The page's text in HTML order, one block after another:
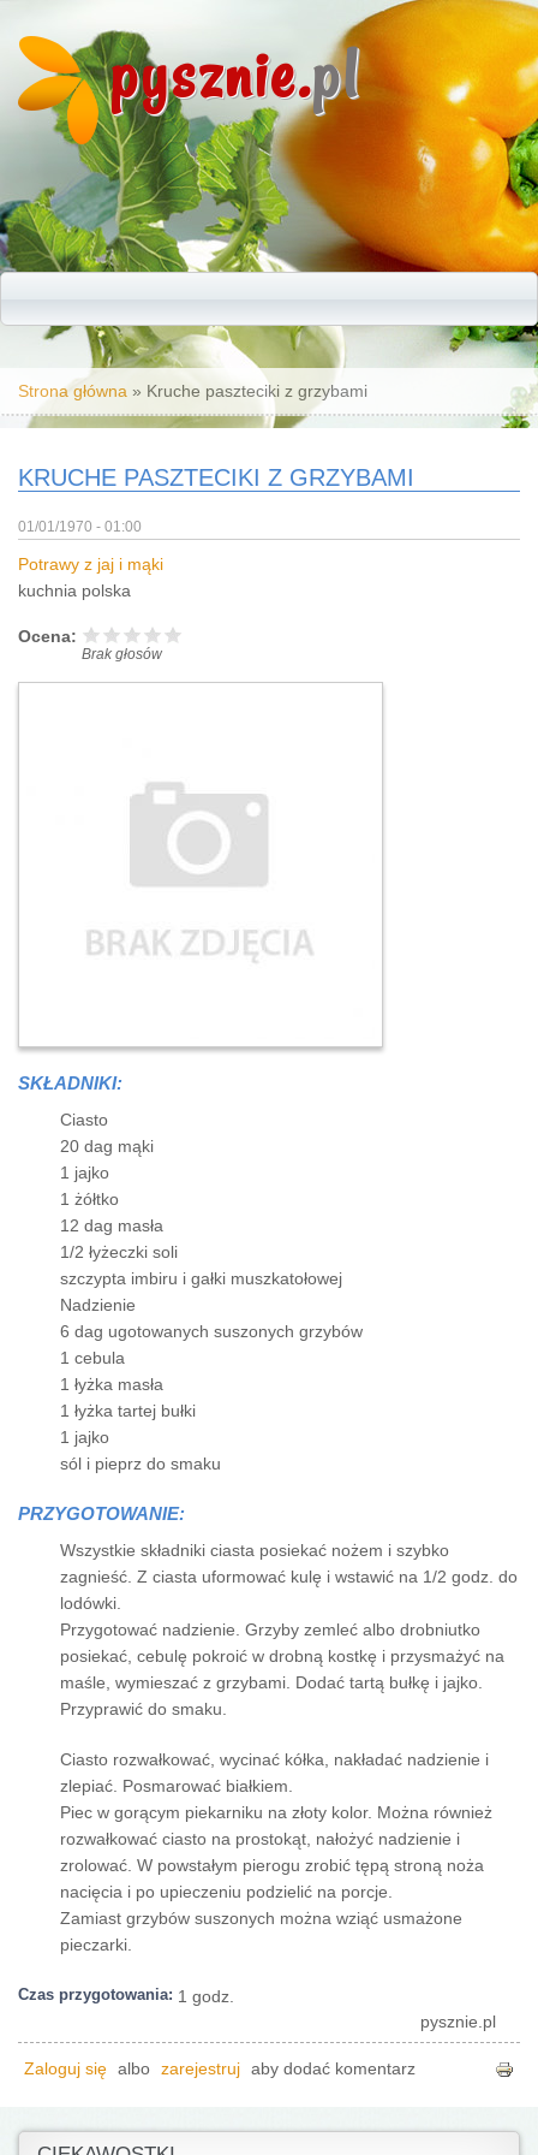
pysznie.pl
Jesteś tutaj
Strona główna » Kruche paszteciki z grzybami
KRUCHE PASZTECIKI Z GRZYBAMI
01/01/1970 - 01:00
Potrawy z jaj i mąki
kuchnia polska
Ocena:
Brak głosów
SKŁADNIKI:
Ciasto
20 dag mąki
1 jajko
1 żółtko
12 dag masła
1/2 łyżeczki soli
szczypta imbiru i gałki muszkatołowej
Nadzienie
6 dag ugotowanych suszonych grzybów
1 cebula
1 łyżka masła
1 łyżka tartej bułki
1 jajko
sól i pieprz do smaku
PRZYGOTOWANIE:
Wszystkie składniki ciasta posiekać nożem i szybko
zagnieść. Z ciasta uformować kulę i wstawić na 1/2 godz. do
lodówki.
Przygotować nadzienie. Grzyby zemleć albo drobniutko
posiekać, cebulę pokroić w drobną kostkę i przysmażyć na
maśle, wymieszać z grzybami. Dodać tartą bułkę i jajko.
Przyprawić do smaku.
Ciasto rozwałkować, wycinać kółka, nakładać nadzienie i
zlepiać. Posmarować białkiem.
Piec w gorącym piekarniku na złoty kolor. Można również
rozwałkować ciasto na prostokąt, nałożyć nadzienie i
zrolować. W powstałym pierogu zrobić tępą stroną noża
nacięcia i po upieczeniu podzielić na porcje.
Zamiast grzybów suszonych można wziąć usmażone
pieczarki.
Czas przygotowania: 1 godz.
pysznie.pl
Zaloguj się albo zarejestruj aby dodać komentarz